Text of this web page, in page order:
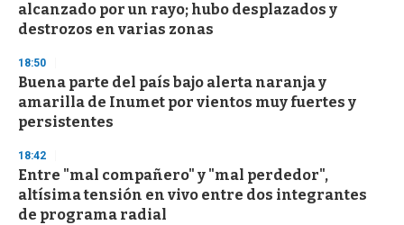
alcanzado por un rayo; hubo desplazados y
destrozos en varias zonas
18:50
Buena parte del país bajo alerta naranja y
amarilla de Inumet por vientos muy fuertes y
persistentes
18:42
Entre "mal compañero" y "mal perdedor",
altísima tensión en vivo entre dos integrantes
de programa radial